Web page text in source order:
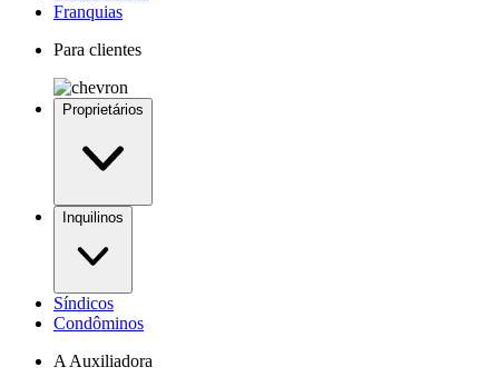
Franquias
Para clientes
Proprietários
Inquilinos
Síndicos
Condôminos
A Auxiliadora